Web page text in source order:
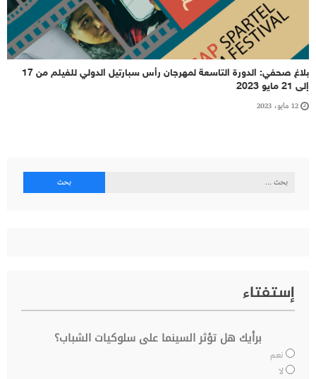
بلاغ صحفي: الدورة التاسعة لمهرجان رأس سبارتيل الدولي للفيلم من 17
إلى 21 مايو 2023
12 مايو، 2023
البحث
إستفتاء
برأيك هل تؤثر السينما على سلوكيات الشباب؟
نعم
لا